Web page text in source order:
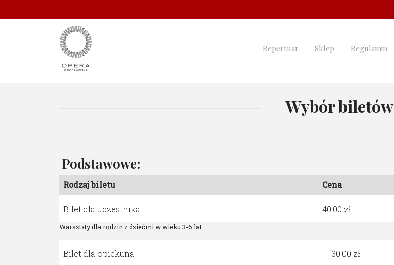
Repertuar Sklep Regulamin
Wybór biletów
Podstawowe:
Rodzaj biletu Cena
Bilet dla uczestnika 40.00
Warsztaty dla rodzin z dziećmi w wieku 3-6 lat.
Bilet dla opiekuna 30.00